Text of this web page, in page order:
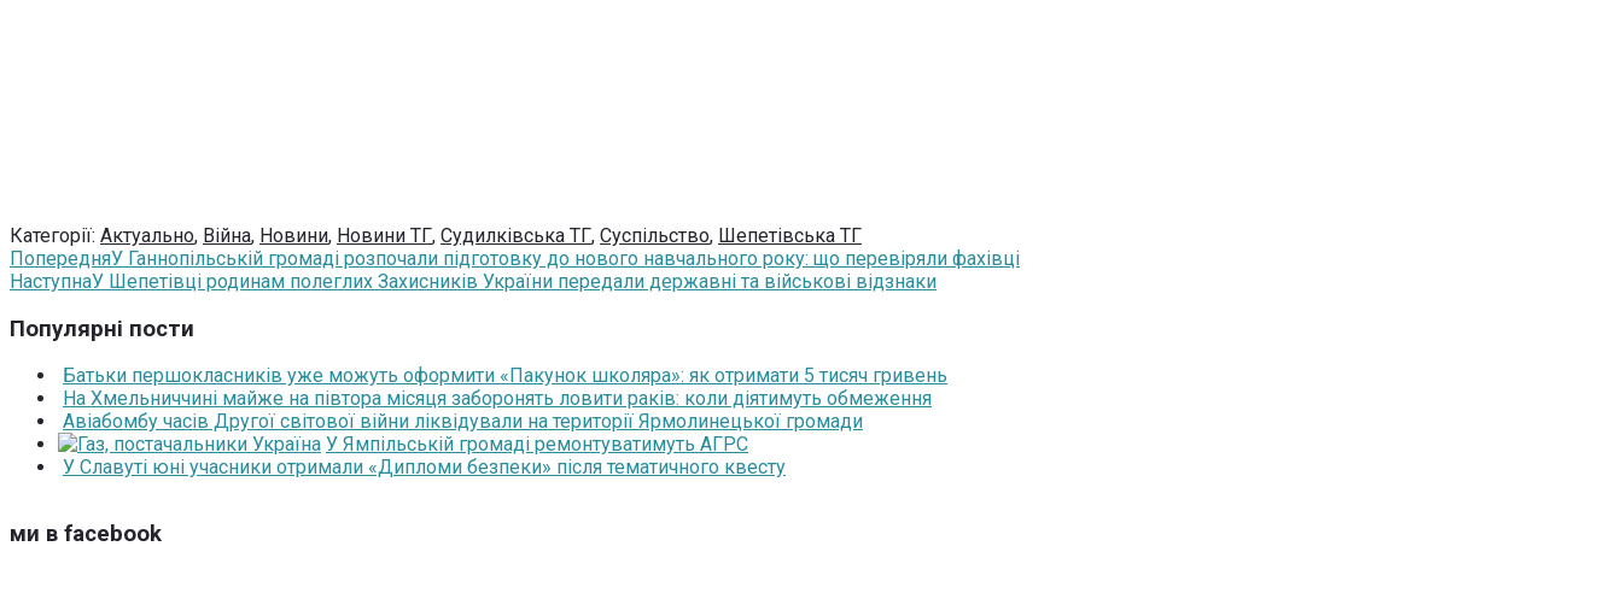
Категорії: Актуально, Війна, Новини, Новини ТГ, Судилківська ТГ, Суспільство, Шепетівська ТГ
ПопередняУ Ганнопільській громаді розпочали підготовку до нового навчального року: що перевіряли фахівці
НаступнаУ Шепетівці родинам полеглих Захисників України передали державні та військові відзнаки
Популярні пости
Батьки першокласників уже можуть оформити «Пакунок школяра»: як отримати 5 тисяч гривень
На Хмельниччині майже на півтора місяця заборонять ловити раків: коли діятимуть обмеження
Авіабомбу часів Другої світової війни ліквідували на території Ярмолинецької громади
У Ямпільській громаді ремонтуватимуть АГРС
У Славуті юні учасники отримали «Дипломи безпеки» після тематичного квесту
ми в facebook